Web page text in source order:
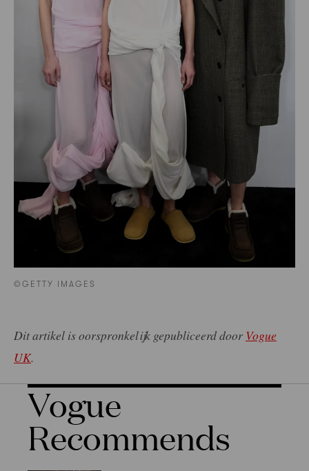
©GETTY IMAGES
Dit artikel is oorspronkelijk gepubliceerd door Vogue
UK.
Vogue
Recommends